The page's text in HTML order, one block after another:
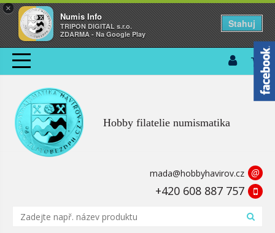
×
Numis Info
TRIPON DIGITAL s.r.o.
ZDARMA - Na Google Play
Stahuj
Hobby filatelie numismatika
mada@hobbyhavirov.cz @
+420 608 887 757